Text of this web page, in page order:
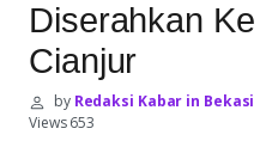
Diserahkan
Cianjur
byRedaksi Kabar in Bekasi
Views 653